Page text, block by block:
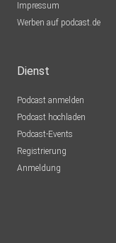
Impressum
Werben auf podcast.de
Dienst
Podcast anmelden
Podcast hochladen
Podcast-Events
Registrierung
Anmeldung